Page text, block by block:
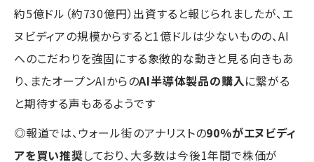
約5億ドル（約730億円）出資すると報じられましたが、エ
ヌビディアの規模からすると1億ドルは少ないものの、AI
へのこだわりを強固にする象徴的な動きと見る向きもあ
り、またオープンAIからのAI半導体製品の購入に繋がる
と期待する声もあるようです
◎報道では、ウォール街のアナリストの90％がエヌビディ
アを買い推奨しており、大多数は今後1年間で株価が